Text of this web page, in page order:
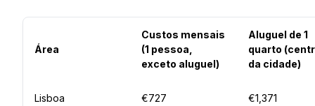
Área
Custos mensais
(1 pessoa,
exceto aluguel)
Aluguel de 1
quarto
da cidade)
Lisboa €727 €1,371